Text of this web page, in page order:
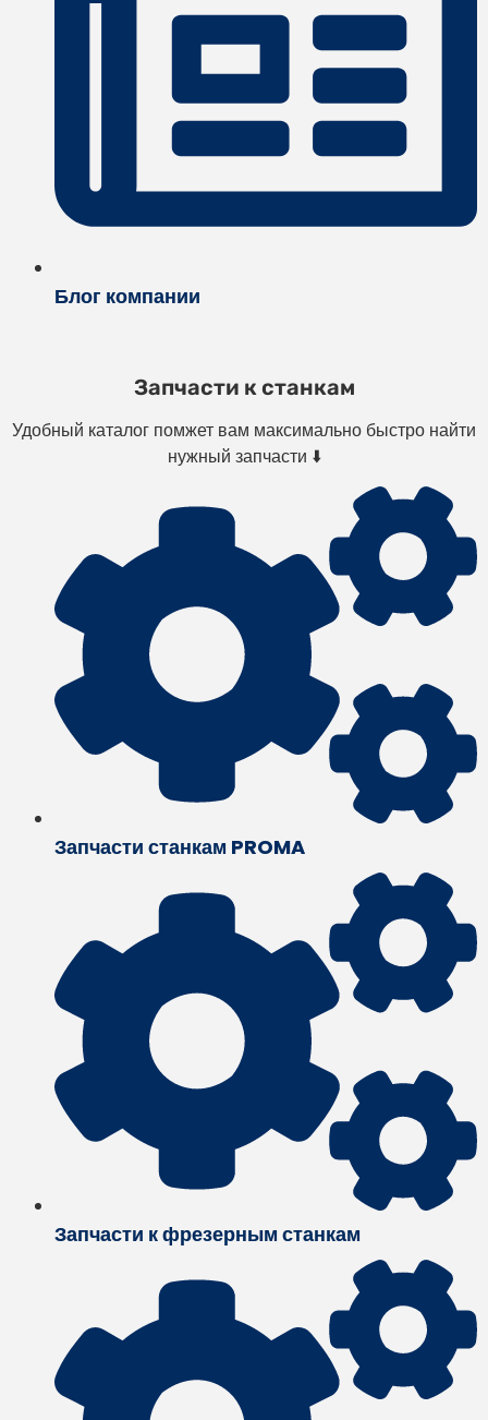
Блог компании
Запчасти к станкам
Удобный каталог помжет вам максимально быстро найти
нужный запчасти ⬇️
Запчасти станкам PROMA
Запчасти к фрезерным станкам